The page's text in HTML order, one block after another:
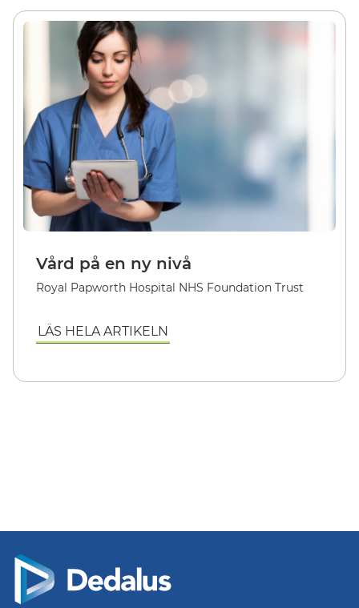
Vård på en ny nivå
Royal Papworth Hospital NHS Foundation Trust
LÄS HELA ARTIKELN